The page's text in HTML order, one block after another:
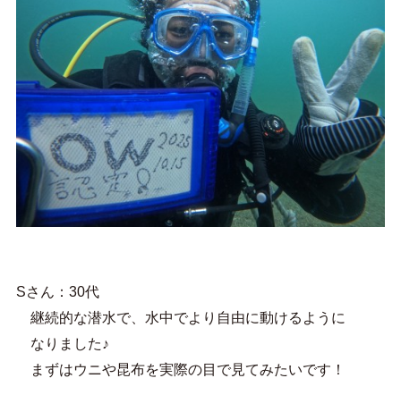
Sさん：30代
継続的な潜水で、水中でより自由に動けるように
なりました♪
まずはウニや昆布を実際の目で見てみたいです！